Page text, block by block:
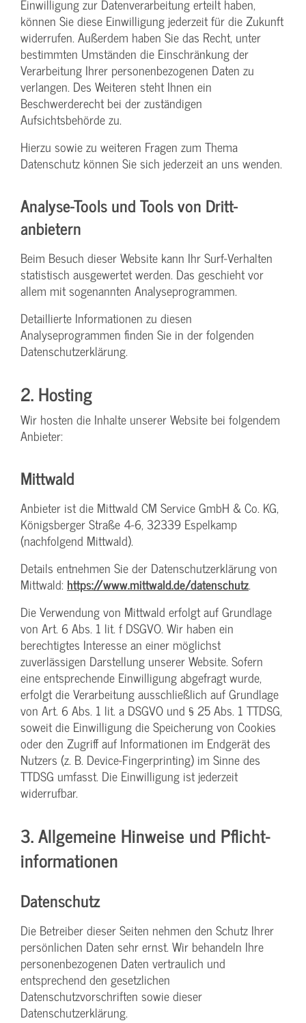
Einwilligung zur Datenverarbeitung erteilt haben,
können Sie diese Einwilligung jederzeit für die Zukunft
widerrufen. Außerdem haben Sie das Recht, unter
bestimmten Umständen die Einschränkung der
Verarbeitung Ihrer personenbezogenen Daten zu
verlangen. Des Weiteren steht Ihnen ein
Beschwerderecht bei der zuständigen
Aufsichtsbehörde zu.
Hierzu sowie zu weiteren Fragen zum Thema
Datenschutz können Sie sich jederzeit an uns wenden.
Analyse-Tools und Tools von Dritt­
anbietern
Beim Besuch dieser Website kann Ihr Surf-Verhalten
statistisch ausgewertet werden. Das geschieht vor
allem mit sogenannten Analyseprogrammen.
Detaillierte Informationen zu diesen
Analyseprogrammen finden Sie in der folgenden
Datenschutzerklärung.
2. Hosting
Wir hosten die Inhalte unserer Website bei folgendem
Anbieter:
Mittwald
Anbieter ist die Mittwald CM Service GmbH & Co. KG,
Königsberger Straße 4-6, 32339 Espelkamp
(nachfolgend Mittwald).
Details entnehmen Sie der Datenschutzerklärung von
Mittwald: https://www.mittwald.de/datenschutz.
Die Verwendung von Mittwald erfolgt auf Grundlage
von Art. 6 Abs. 1 lit. f DSGVO. Wir haben ein
berechtigtes Interesse an einer möglichst
zuverlässigen Darstellung unserer Website. Sofern
eine entsprechende Einwilligung abgefragt wurde,
erfolgt die Verarbeitung ausschließlich auf Grundlage
von Art. 6 Abs. 1 lit. a DSGVO und § 25 Abs. 1 TTDSG,
soweit die Einwilligung die Speicherung von Cookies
oder den Zugriff auf Informationen im Endgerät des
Nutzers (z. B. Device-Fingerprinting) im Sinne des
TTDSG umfasst. Die Einwilligung ist jederzeit
widerrufbar.
3. Allgemeine Hinweise und Pflicht­
informationen
Datenschutz
Die Betreiber dieser Seiten nehmen den Schutz Ihrer
persönlichen Daten sehr ernst. Wir behandeln Ihre
personenbezogenen Daten vertraulich und
entsprechend den gesetzlichen
Datenschutzvorschriften sowie dieser
Datenschutzerklärung.